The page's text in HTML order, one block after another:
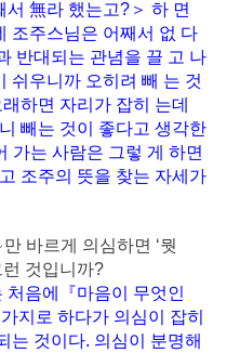
無라 했는고?＞ 하 면
조주스님은 어째서 없 다
반대되는 관념을 끌 고 나
쉬우니까 오히려 빼 는 것
하면 자리가 잡히 는데
빼는 것이 좋다고 생각한
가는 사람은 그렇 게 하면
조주의 뜻을 찾는 자세가
바르게 의심하면 ‘뭣
런 것입니까?
처음에『마음이 무엇인
지로 하다가 의심이 잡히
는 것이다. 의심이 분명해